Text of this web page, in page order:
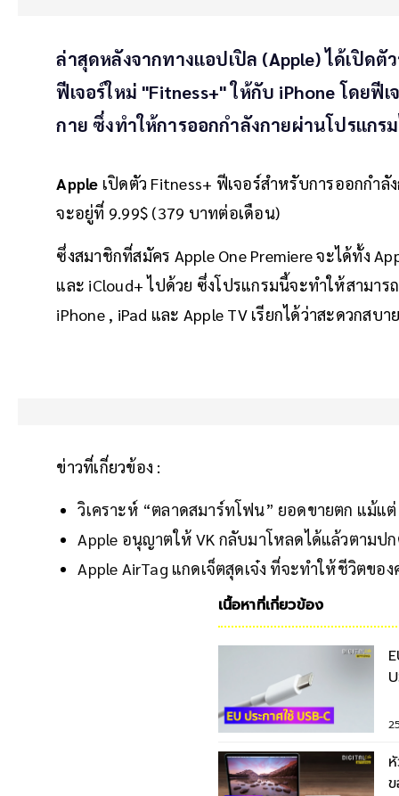
ล่าสุดหลังจากทางแอปเปิล (Apple) ได้เปิด
ฟีเจอร์ใหม่ "Fitness+" ให้กับ iPhone โดย
กาย ซึ่งทำให้การออกกำลังกายผ่านโปรแก
Apple เปิดตัว Fitness+ ฟีเจอร์สำหรับการออกกำลั
จะอยู่ที่ 9.99$ (379 บาทต่อเดือน)
ซึ่งสมาชิกที่สมัคร Apple One Premiere จะได้ทั้ง
และ iCloud+ ไปด้วย ซึ่งโปรแกรมนี้จะทำให้สามา
iPhone , iPad และ Apple TV เรียกได้ว่าสะดวกสบ
ข่าวที่เกี่ยวข้อง :
วิเคราะห์ “ตลาดสมาร์ทโฟน” ยอดขายตก แม้แ
Apple อนุญาตให้ VK กลับมาโหลดได้แล้วตามปก
Apple AirTag แกดเจ็ตสุดเจ๋ง ที่จะทำให้ชีวิตขอ
เนื้อหาที่เกี่ยวข้อง